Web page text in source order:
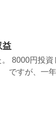
益
8000円投
すが、一年